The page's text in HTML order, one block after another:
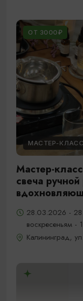
ОТ 3000₽
МАСТЕР-
Мастер-
свеча
28.03.2026 -
воскресеньям -
Калининград,